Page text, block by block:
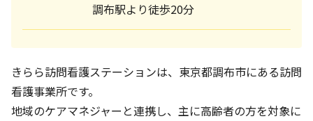
調布駅より徒歩20分
きらら訪問看護ステーションは、東京都調布市にある訪問
看護事業所です。
地域のケアマネジャーと連携し、主に高齢者の方を対象に